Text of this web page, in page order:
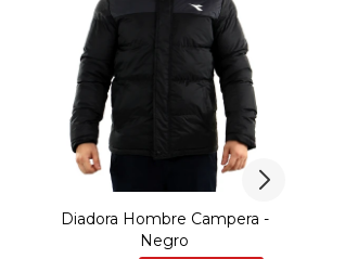
Diadora Hombre Campera -
Negro